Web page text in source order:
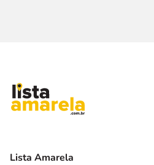
Lista Amarela